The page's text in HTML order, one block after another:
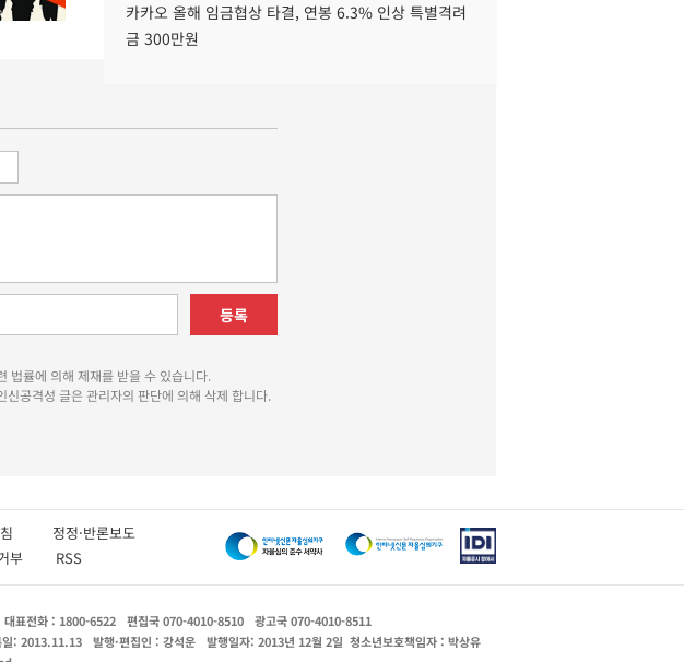
카카오 올해 임금협상 타결, 연봉 6.3% 인상 특별격려
금 300만원
등록
법률에 의해 제재를 받을 수 있습니다.
공격성 글은 관리자의 판단에 의해 삭제 합니다.
방침 정정·반론보도
부 RSS
대표전화 : 1800-6522 편집국 070-4010-8510
광고국 070-4010-8511
일: 2013.11.13 발행·편집인 : 강석운 발행일자: 2013년 12월 2일 청소년보호책임자 : 박상유